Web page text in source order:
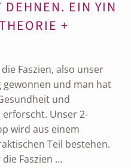
DEHNEN. EIN YIN
+
Faszien, also unser
gewonnen und man hat
und
Unser 2-
wird aus einem
Teil bestehen.
Faszien …